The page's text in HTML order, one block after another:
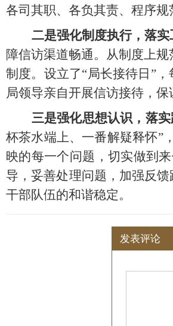
各司其职、各负其责、程序规
二是强化制度执行，落实
障信访渠道畅通。从制度上
制度。设立了“局长接待日”
局领导亲自开展信访接待，
三是强化思想认识，落
杯茶水端上、一番解疑释怀”
映的每一个问题，切实做到
导，妥善处理问题，加强反
干部队伍的和谐稳定。
发表评论